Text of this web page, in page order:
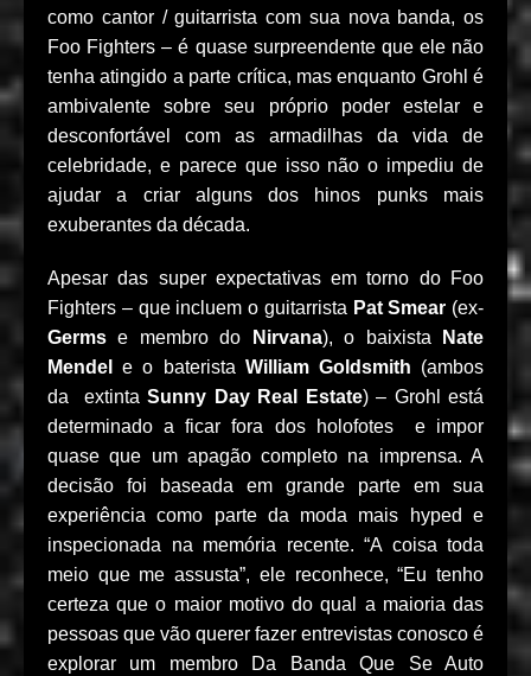
como cantor / guitarrista com sua nova banda, os
Foo Fighters – é quase surpreendente que ele não
tenha atingido a parte crítica, mas enquanto Grohl é
ambivalente sobre seu próprio poder estelar e
desconfortável com as armadilhas da vida de
celebridade, e parece que isso não o impediu de
ajudar a criar alguns dos hinos punks mais
exuberantes da década.
Apesar das super expectativas em torno do Foo
Fighters – que incluem o guitarrista Pat Smear (ex-
Germs e membro do Nirvana), o baixista
Nate
Mendel
e o baterista William Goldsmith (ambos
da extintaSunny Day Real Estate) – Grohl está
determinado a ficar fora dos holofotes e impor
quase que um apagão completo na imprensa. A
decisão foi baseada em grande parte em sua
experiência como parte da moda mais hyped e
inspecionada na memória recente. “A coisa toda
meio que me assusta”, ele reconhece, “Eu tenho
certeza que o maior motivo do qual a maioria das
pessoas que vão querer fazer entrevistas conosco é
explorar um membro Da Banda Que Se Auto